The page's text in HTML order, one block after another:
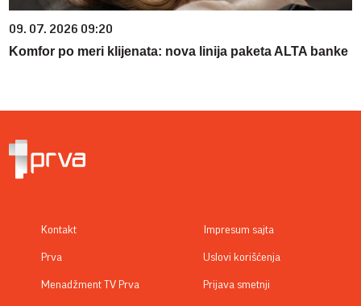
09. 07. 2026 09:20
Komfor po meri klijenata: nova linija paketa ALTA banke
Kontakt
Prva
Menadžment TV Prva
Impresum sajta
Uslovi korišćenja
Prijava smetnji